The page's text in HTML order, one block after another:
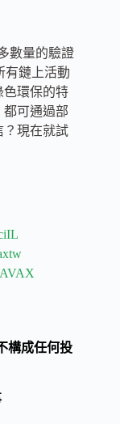
數量的驗證
有鏈上活動
色環保的特
可通過部
？現在就試
構成任何投